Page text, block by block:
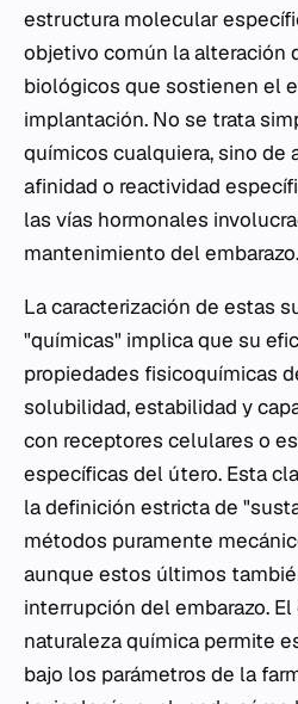
estructura molecular
objetivo común la alteración
biológicos que sostienen el
implantación. No se trata
químicos cualquiera, sino de
afinidad o reactividad
las vías hormonales
mantenimiento del embarazo.
La caracterización de estas
"químicas" implica que su
propiedades fisicoquímicas
solubilidad, estabilidad y
con receptores celulares o
específicas del útero. Esta
la definición estricta de
métodos puramente
aunque estos últimos
interrupción del embarazo.
naturaleza química permite
bajo los parámetros de la